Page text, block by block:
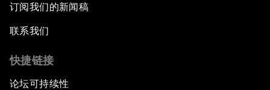
订阅我们的新闻稿
联系我们
快捷链接
论坛可持续性